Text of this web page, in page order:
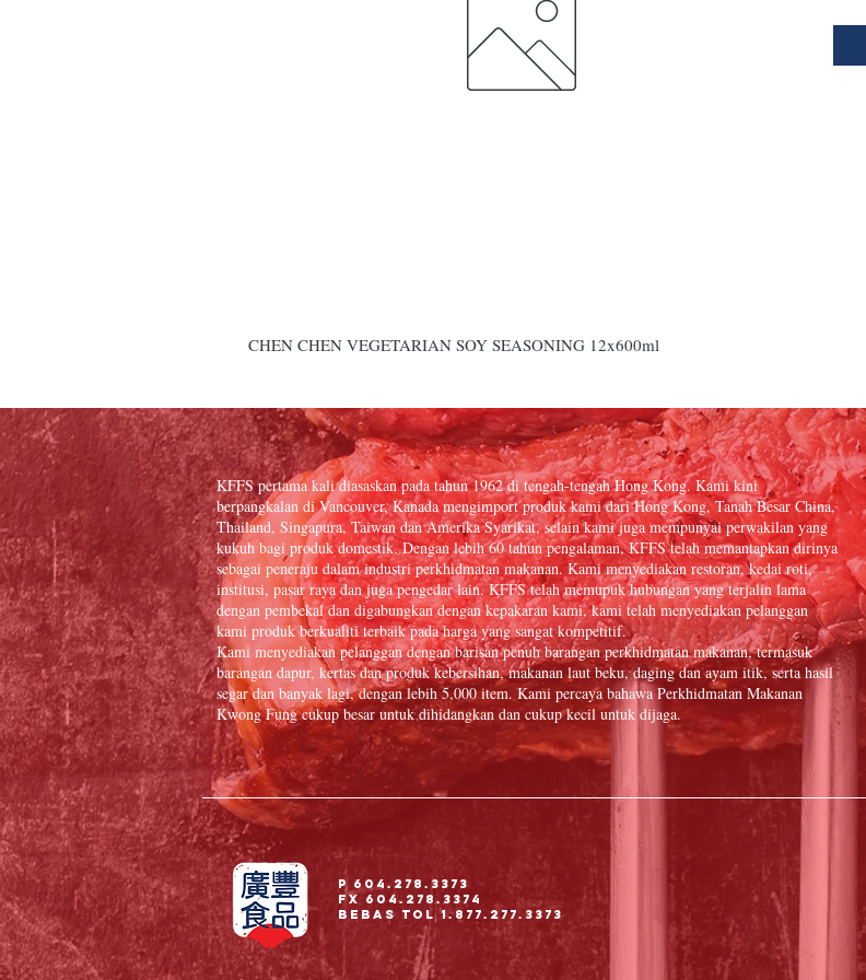
CHEN CHEN VEGETARIAN SOY SEASONING 12x600ml
KFFS pertama kali diasaskan pada tahun 1962 di tengah-tengah Hong Kong. Kami kini
berpangkalan di Vancouver, Kanada mengimport produk kami dari Hong Kong, Tanah Besar China,
Thailand, Singapura, Taiwan dan Amerika Syarikat, selain kami juga mempunyai perwakilan yang
kukuh bagi produk domestik. Dengan lebih 60 tahun pengalaman, KFFS telah memantapkan dirinya
sebagai peneraju dalam industri perkhidmatan makanan. Kami menyediakan restoran, kedai roti,
institusi, pasar raya dan juga pengedar lain. KFFS telah memupuk hubungan yang terjalin lama
dengan pembekal dan digabungkan dengan kepakaran kami, kami telah menyediakan pelanggan
kami produk berkualiti terbaik pada harga yang sangat kompetitif.
Kami menyediakan pelanggan dengan barisan penuh barangan perkhidmatan makanan, termasuk
barangan dapur, kertas dan produk kebersihan, makanan laut beku, daging dan ayam itik, serta hasil
segar dan banyak lagi, dengan lebih 5,000 item. Kami percaya bahawa Perkhidmatan Makanan
Kwong Fung cukup besar untuk dihidangkan dan cukup kecil untuk dijaga.
P 604.278.3373
Fx 604.278.3374
Bebas Tol 1.877.277.3373